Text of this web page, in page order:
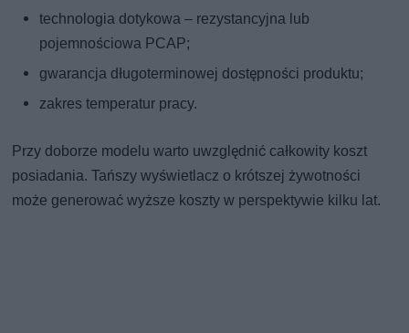
technologia dotykowa – rezystancyjna lub
pojemnościowa PCAP;
gwarancja długoterminowej dostępności produktu;
zakres temperatur pracy.
Przy doborze modelu warto uwzględnić całkowity koszt
posiadania. Tańszy wyświetlacz o krótszej żywotności
może generować wyższe koszty w perspektywie kilku lat.